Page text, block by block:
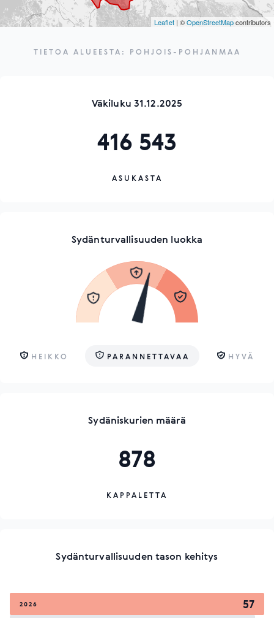
Leaflet | ©OpenStreetMapcontributors
TIETOA ALUEESTA: POHJOIS-POHJANMAA
Väkiluku 31.12.2025
416 543
ASUKASTA
Sydänturvallisuuden luokka
HEIKKO PARANNETTAVAA HYVÄ
Sydäniskurien määrä
878
KAPPALETTA
Sydänturvallisuuden tason kehitys
2026 57